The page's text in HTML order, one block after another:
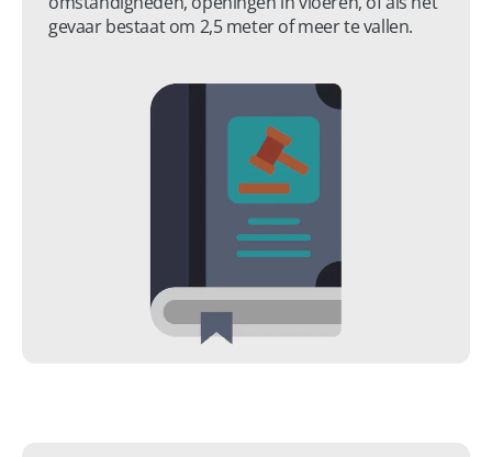
gevaar bestaat om 2,5 meter of meer te vallen.